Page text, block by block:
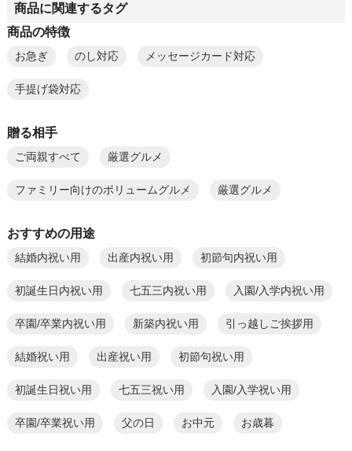
商品に関連するタグ
商品の特徴
お急ぎ のし対応 メッセージカード対応
手提げ袋対応
贈る相手
ご両親すべて 厳選グルメ
ファミリー向けのボリュームグルメ 厳選グルメ
おすすめの用途
結婚内祝い用 出産内祝い用 初節句内祝い用
初誕生日内祝い用 七五三内祝い用 入園/入学内祝い用
卒園/卒業内祝い用 新築内祝い用 引っ越しご挨拶用
結婚祝い用 出産祝い用 初節句祝い用
初誕生日祝い用 七五三祝い用 入園/入学祝い用
卒園/卒業祝い用 父の日 お中元 お歳暮